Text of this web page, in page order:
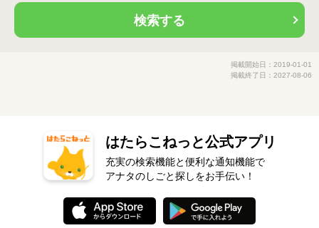
検索する
掲載開始日：2019-01-01
掲載終了日：2027-08-06
はたらこねっと公式アプリ
充実の検索機能と便利な通知機能で
アナタのしごと探しをお手伝い！